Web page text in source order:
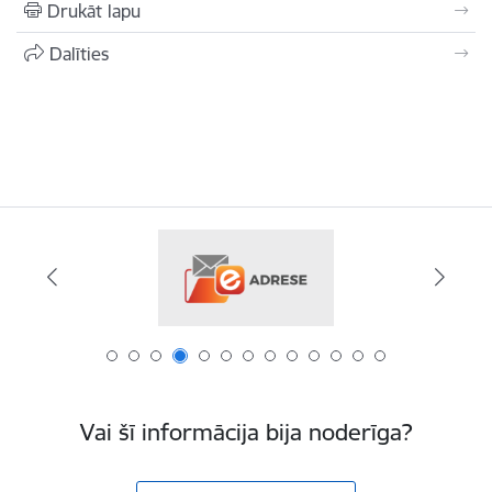
Drukāt lapu
Dalīties
Vai šī informācija bija noderīga?